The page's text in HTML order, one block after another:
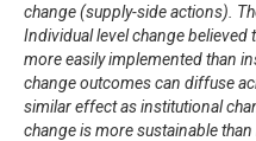
change (supply-side actions).
Individual level change believed
more easily implemented than
change outcomes can diffuse
similar effect as institutional
change is more sustainable